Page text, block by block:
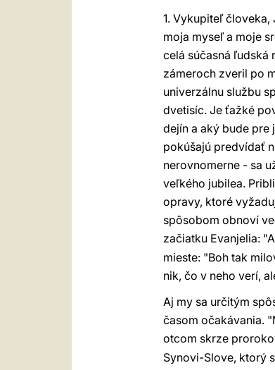
1. Vykupiteľ človeka,
moja myseľ a moje
celá súčasná ľudská
zámeroch zveril po
univerzálnu službu
dvetisíc. Je ťažké
dejín a aký bude pre
pokúšajú predvídať
nerovnomerne - sa
veľkého jubilea.
opravy, ktoré
spôsobom obnoví
začiatku Evanjelia:
mieste: "Boh tak
nik, čo v neho verí,
Aj my sa určitým
časom očakávania.
otcom skrze
Synovi-Slove, ktorý